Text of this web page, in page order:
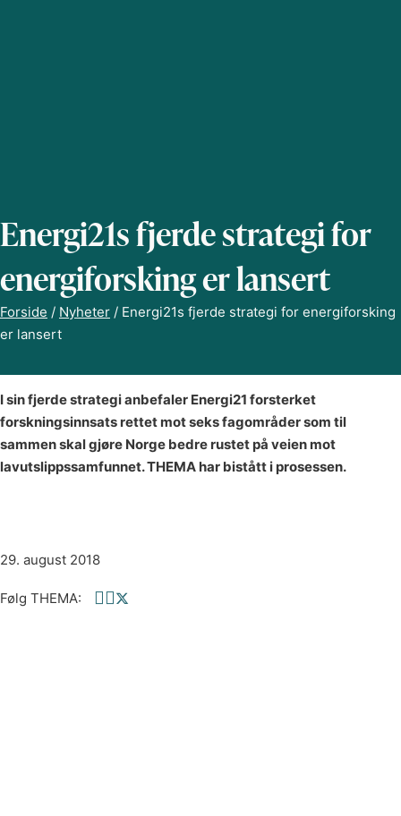
Energi21s fjerde strategi for
energiforsking er lansert
Forside / Nyheter / Energi21s fjerde strategi for energiforsking
er lansert
I sin fjerde strategi anbefaler Energi21 forsterket
forskningsinnsats rettet mot seks fagområder som til
sammen skal gjøre Norge bedre rustet på veien mot
lavutslippssamfunnet. THEMA har bistått i prosessen.
29. august 2018
Følg THEMA:
Follow us on Facebook
Follow us on linkedin
Follow us on twitter